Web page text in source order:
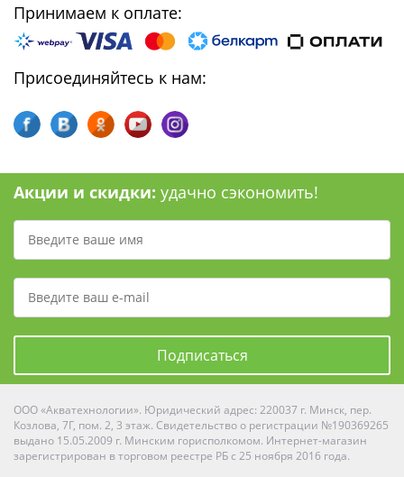
Принимаем к оплате:
Присоединяйтесь к нам:
Акции и скидки: удачно сэкономить!
Подписаться
ООО «Акватехнологии». Юридический адрес: 220037 г. Минск, пер.
Козлова, 7Г, пом. 2, 3 этаж. Свидетельство о регистрации №190369265
выдано 15.05.2009 г. Минским горисполкомом. Интернет-магазин
зарегистрирован в торговом реестре РБ с 25 ноября 2016 года.